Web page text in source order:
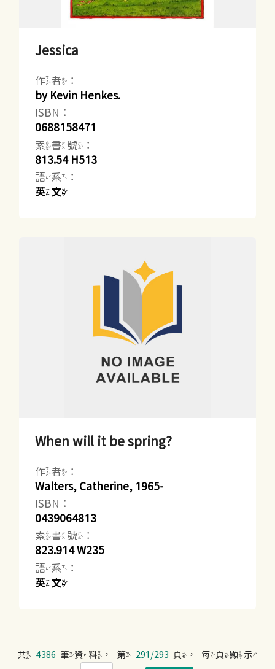
Jessica
作者：
by Kevin Henkes.
ISBN：
0688158471
索書號：
813.54 H513
語系：
英文
When will it be spring?
作者：
Walters, Catherine, 1965-
ISBN：
0439064813
索書號：
823.914 W235
語系：
英文
共 4386 筆資料，第 291/293 頁，每頁顯示